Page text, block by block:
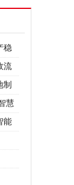
稳
流
制
慧
能